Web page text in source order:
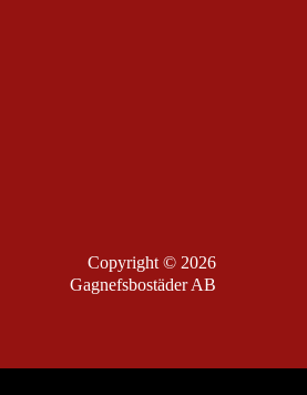
Copyright © 2026
Gagnefsbostäder AB